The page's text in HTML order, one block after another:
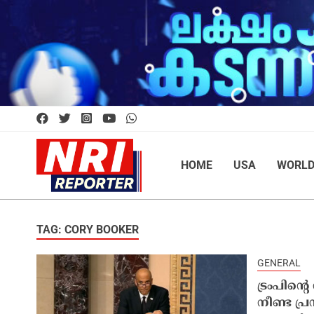
HOME USA WORLD
TAG: CORY BOOKER
GENERAL
നീണ്ട